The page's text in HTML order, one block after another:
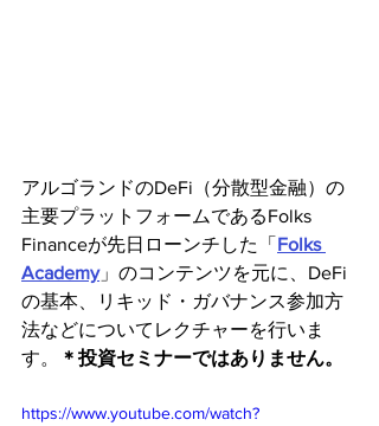
アルゴランドのDeFi（分散型金融）の
主要プラットフォームであるFolks
Financeが先日ローンチした「 Folks
Academy」のコンテンツを元に、DeFi
の基本、リキッド・ガバナンス参加方
法などについてレクチャーを行いま
す。
＊投資セミナーではありません。
https://www.youtube.com/watch?